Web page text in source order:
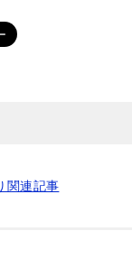
関連記事